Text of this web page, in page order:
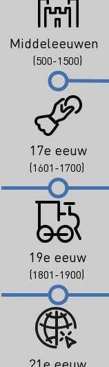
Middeleeuwen
(500-1500)
17e eeuw
(1601-1700)
19e eeuw
(1801-1900)